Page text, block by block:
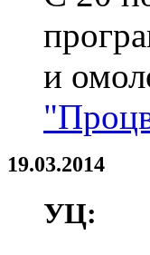
и
19.03.2014
УЦ: